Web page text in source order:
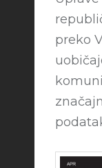
preko